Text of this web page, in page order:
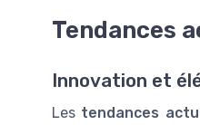
Tendances
Innovation et
Les tendances